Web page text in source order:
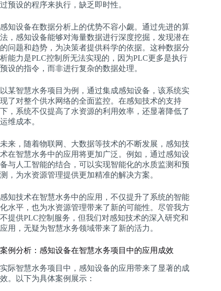
过预设的程序来执行，缺乏即时性。
感知设备在数据分析上的优势不容小觑。通过先进的算
法，感知设备能够对海量数据进行深度挖掘，发现潜在
的问题和趋势，为决策者提供科学的依据。这种数据分
析能力是PLC控制所无法实现的，因为PLC更多是执行
预设的指令，而非进行复杂的数据处理。
以某智慧水务项目为例，通过集成感知设备，该系统实
现了对整个供水网络的全面监控。在感知技术的支持
下，系统不仅提高了水资源的利用效率，还显著降低了
运维成本。
未来，随着物联网、大数据等技术的不断发展，感知技
术在智慧水务中的应用将更加广泛。例如，通过感知设
备与人工智能的结合，可以实现智能化的水质监测和预
测，为水资源管理提供更加精准的解决方案。
感知技术在智慧水务中的应用，不仅提升了系统的智能
化水平，也为水资源管理带来了新的可能性。尽管我方
不提供PLC控制服务，但我们对感知技术的深入研究和
应用，无疑为智慧水务领域带来了新的活力。
案例分析：感知设备在智慧水务项目中的应用成效
实际智慧水务项目中，感知设备的应用带来了显著的成
效。以下为具体案例展示：